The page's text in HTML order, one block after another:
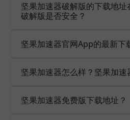
坚果加速器破解版的下载地
破解版是否安全？
坚果加速器官网App的最新下
坚果加速器怎么样？坚果加速
坚果加速器免费版下载地址？